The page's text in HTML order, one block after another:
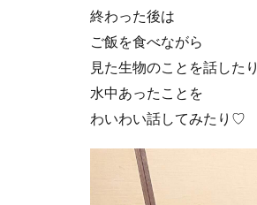
終わった後は
ご飯を食べながら
見た生物のことを話したり
水中あったことを
わいわい話してみたり♡